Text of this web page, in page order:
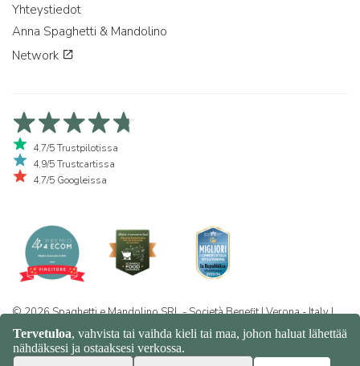
Yhteystiedot
Anna Spaghetti & Mandolino
Network
4,7/5 Trustpilotissa
4,9/5 Trustcartissa
4,7/5 Googleissa
© 2026 Spaghetti e Mandolino SRL - Società Benefit | Verona - Italy |
+39 351 865 9444 | P.I. IT04913730232 | Certificazione BIO: IT-BIO-
016.380-0110744.2026.001 | REA VR-455804 |Yksityisyys- ja
evästekäytäntö|Sitemap